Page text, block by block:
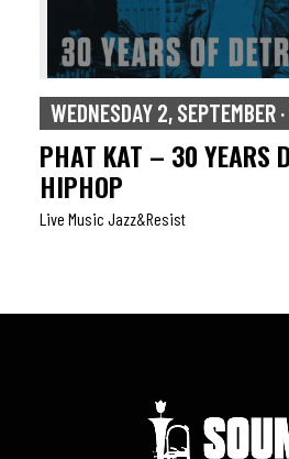
WEDNESDAY 2, SEPTEMBER
PHAT KAT – 30 YEARS
HIPHOP
Live Music Jazz&resist